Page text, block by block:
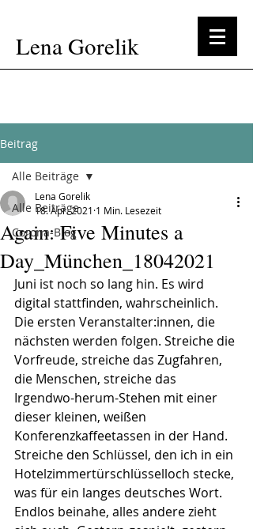
Lena Gorelik
Beitrag
Alle Beiträge
Corona-Blog
Alle Beiträge
Again: Five Minutes a
Day_München_18042021
Lena Gorelik
18. Apr. 2021 1 Min. Lesezeit
Juni ist noch so lang hin. Es wird
digital stattfinden, wahrscheinlich.
Die ersten Veranstalter:innen, die
nächsten werden folgen. Streiche die
Vorfreude, streiche das Zugfahren,
die Menschen, streiche das
Irgendwo-herum-Stehen mit einer
dieser kleinen, weißen
Konferenzkaffeetassen in der Hand.
Streiche den Schlüssel, den ich in ein
Hotelzimmertürschlüsselloch stecke,
was für ein langes deutsches Wort.
Endlos beinahe, alles andere zieht